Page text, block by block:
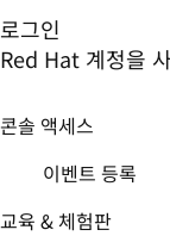
로그인
Red Hat 계정을
콘솔 액세스
이벤트 등록
교육 & 체험판